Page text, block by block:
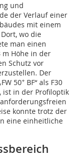
und
der Verlauf einer
mit einem
wo die
man einen
m Höhe in der
Schutz vor
Der
50+ BF“ als F30
ist in der Profiloptik
konnte trotz der
eine einheitliche